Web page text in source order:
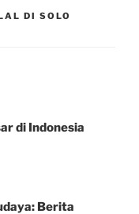
DI SOLO
di Indonesia
Berita